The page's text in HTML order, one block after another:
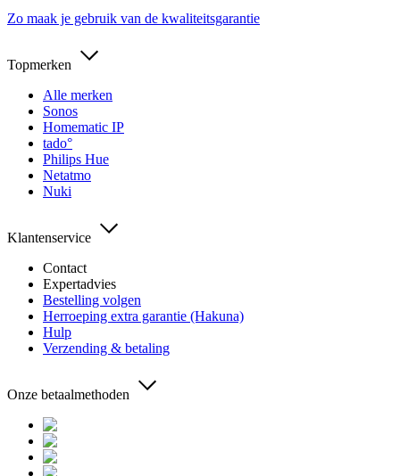
Zo maak je gebruik van de kwaliteitsgarantie
Topmerken
Alle merken
Sonos
Homematic IP
tado°
Philips Hue
Netatmo
Nuki
Klantenservice
Contact
Expertadvies
Bestelling volgen
Herroeping extra garantie (Hakuna)
Hulp
Verzending & betaling
Onze betaalmethoden